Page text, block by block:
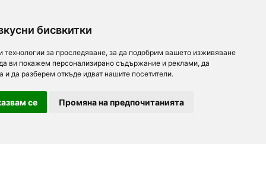
бисвкитки
технологии за проследяване, за да подобрим вашето изживяване
ви покажем персонализирано съдържание и реклами, да
и да разберем откъде идват нашите посетители.
се Промяна на предпочитанията